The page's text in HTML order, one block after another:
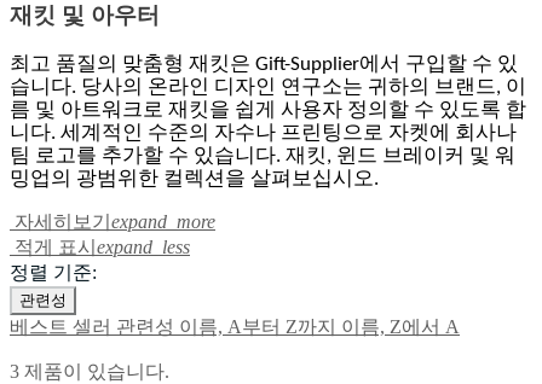
재킷 및 아우터
최고 품질의 맞춤형 재킷은 Gift-Supplier에서 구입할 수 있
습니다. 당사의 온라인 디자인 연구소는 귀하의 브랜드, 이
름 및 아트워크로 재킷을 쉽게 사용자 정의할 수 있도록 합
니다. 세계적인 수준의 자수나 프린팅으로 자켓에 회사나
팀 로고를 추가할 수 있습니다. 재킷, 윈드 브레이커 및 워
밍업의 광범위한 컬렉션을 살펴보십시오.
자세히보기 expand_more
적게 표시 expand_less
정렬 기준:
관련성
베스트 셀러 관련성 이름, A부터 Z까지 이름, Z에서 A
3 제품이 있습니다.